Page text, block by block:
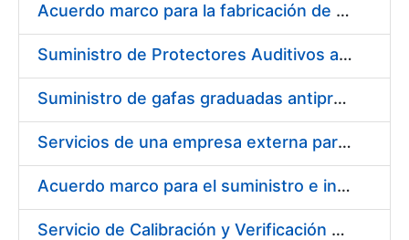
Acuerdo marco para la fabricación de piezas
Suministro de Protectores Auditivos a medida para las personas trabajadoras de los Centros de Trabajo de Madrid y Burgos
Suministro de gafas graduadas antiproyecciones para los trabajadores de la FNMT-RCM en los centros de trabajo de Madrid y Burgos
Servicios de una empresa externa para el asesoramiento y resolución de los recursos de alzada que se presentan relacionados con procesos de selección para la FNMT-RCM
Acuerdo marco para el suministro e instalación de persianas, estores y otros complementos
Servicio de Calibración y Verificación Externa de los Equipos de Medición del Servicio de Prevención de la FNMT-RCM